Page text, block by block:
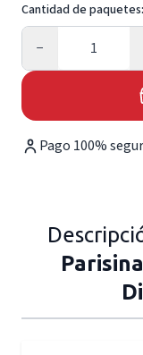
Cantidad de paquetes:
−
Cantidad
Pago 100%